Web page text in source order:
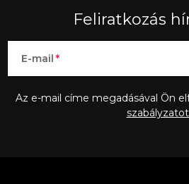
Feliratkozás
E-mail
Az e-mail címe megadásával Ön